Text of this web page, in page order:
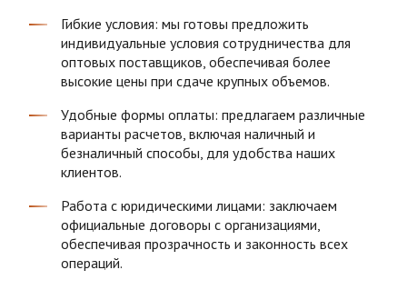
Гибкие условия: мы готовы предложить
индивидуальные условия сотрудничества для
оптовых поставщиков, обеспечивая более
высокие цены при сдаче крупных объемов.
Удобные формы оплаты: предлагаем различные
варианты расчетов, включая наличный и
безналичный способы, для удобства наших
клиентов.
Работа с юридическими лицами: заключаем
официальные договоры с организациями,
обеспечивая прозрачность и законность всех
операций.